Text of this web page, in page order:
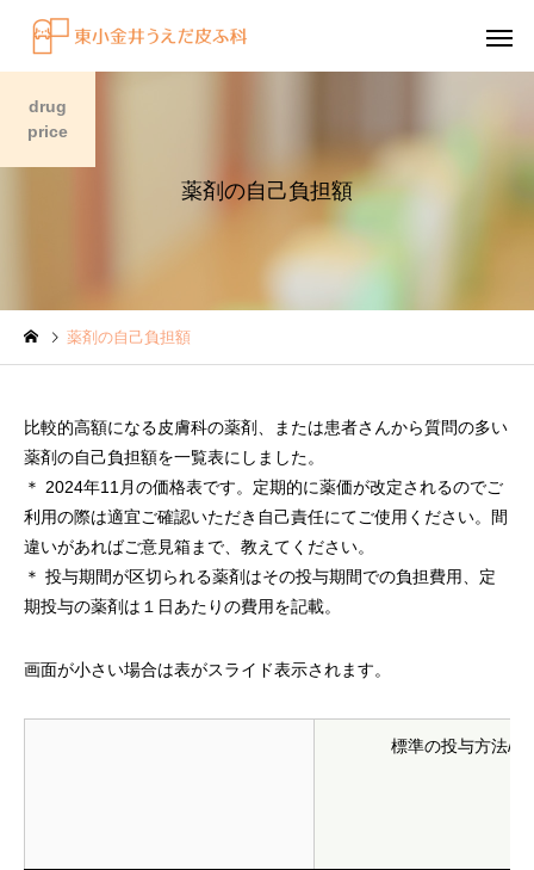
水虫（足白癬）を放置する
円形脱毛症になぜ「光
～エキシマライト（紫
薬剤の自己負担額
drug
price
薬剤の自己負担額
比較的高額になる皮膚科の薬剤、または患者さんから質問の多い
薬剤の自己負担額を一覧表にしました。
＊ 2024年11月の価格表です。定期的に薬価が改定されるのでご
利用の際は適宜ご確認いただき自己責任にてご使用ください。間
違いがあればご意見箱まで、教えてください。
＊ 投与期間が区切られる薬剤はその投与期間での負担費用、定
期投与の薬剤は１日あたりの費用を記載。
画面が小さい場合は表がスライド表示されます。
標準の投与方法/期